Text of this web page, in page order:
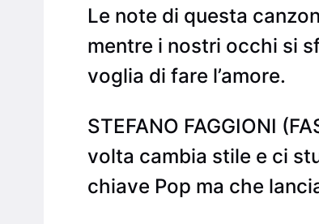
Le note di questa
mentre i nostri occhi si
voglia di fare l’amore.
STEFANO FAGGIONI
volta cambia stile e ci
chiave Pop ma che